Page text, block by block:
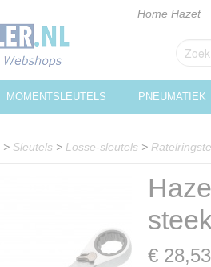
Home Hazet
MOMENTSLEUTELS PNEUMATIEK
> Sleutels > Losse-sleutels >
€ 28,53